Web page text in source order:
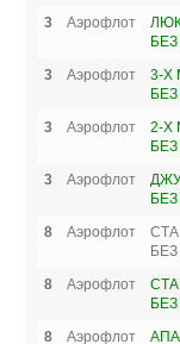
3
Аэрофлот
3
Аэрофлот
3-Х
3
Аэрофлот
2-Х
3
Аэрофлот
8
Аэрофлот
8
Аэрофлот
8
Аэрофлот